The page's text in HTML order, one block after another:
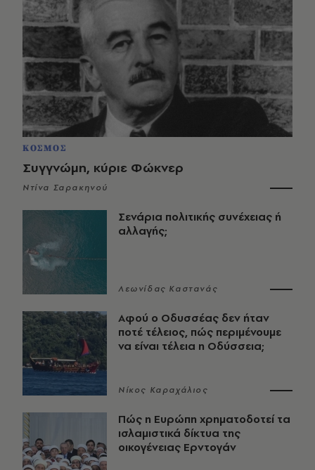
ΚΟΣΜΟΣ
Συγγνώμη, κύριε Φώκνερ
Ντίνα Σαρακηνού
Σενάρια πολιτικής συνέχειας ή
αλλαγής;
Λεωνίδας Καστανάς
Αφού ο Οδυσσέας δεν ήταν
ποτέ τέλειος, πώς περιμένουμε
να είναι τέλεια η Οδύσσεια;
Νίκος Καραχάλιος
Πώς η Ευρώπη χρηματοδοτεί τα
ισλαμιστικά δίκτυα της
οικογένειας Ερντογάν